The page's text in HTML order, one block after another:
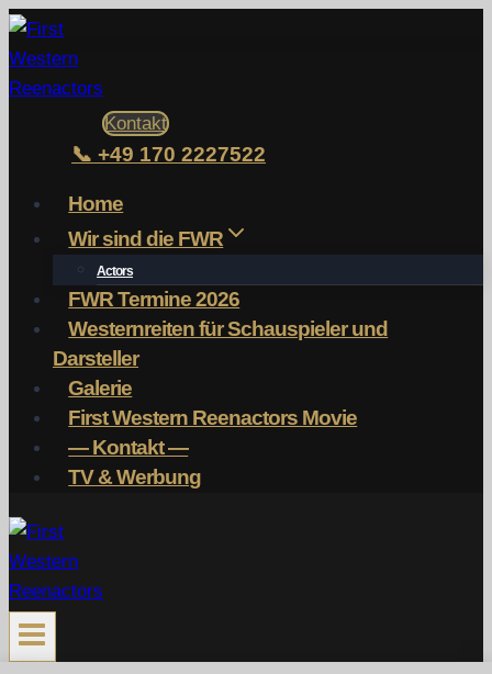
Zum
Inhalt
springen
Kontakt
📞 +49 170 2227522
Home
Wir sind die FWR
Actors
FWR Termine 2026
Westernreiten für Schauspieler und
Darsteller
Galerie
First Western Reenactors Movie
— Kontakt —
TV & Werbung